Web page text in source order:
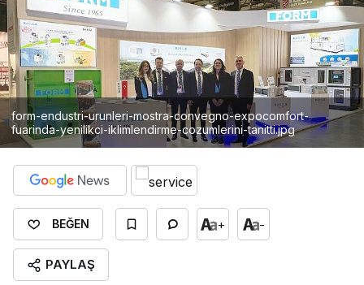
form-endustri-urunleri-mostra-convegno-expocomfort-
fuarinda-yenilikci-iklimlendirme-cozumlerini-tanitti.jpg
BEĞEN + -
PAYLAŞ